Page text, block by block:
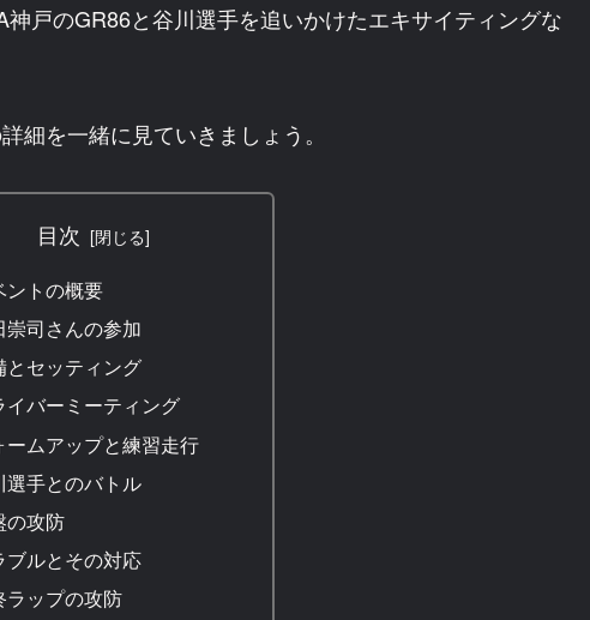
戸のGR86と谷川選手を追いかけたエキサイティングな
細を一緒に見ていきましょう。
目次
ントの概要
崇司さんの参加
とセッティング
イバーミーティング
ームアップと練習走行
選手とのバトル
の攻防
ブルとその対応
ラップの攻防